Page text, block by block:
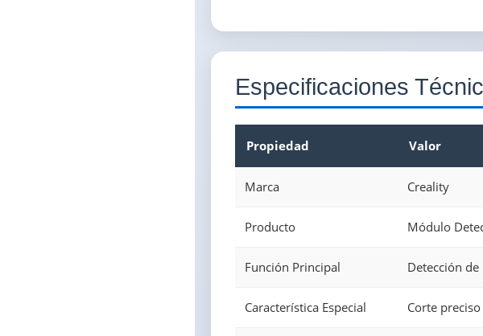
Especificaciones
Propiedad Valor
Marca Creality
Producto Módulo
Función Principal Detección
Característica Especial Corte